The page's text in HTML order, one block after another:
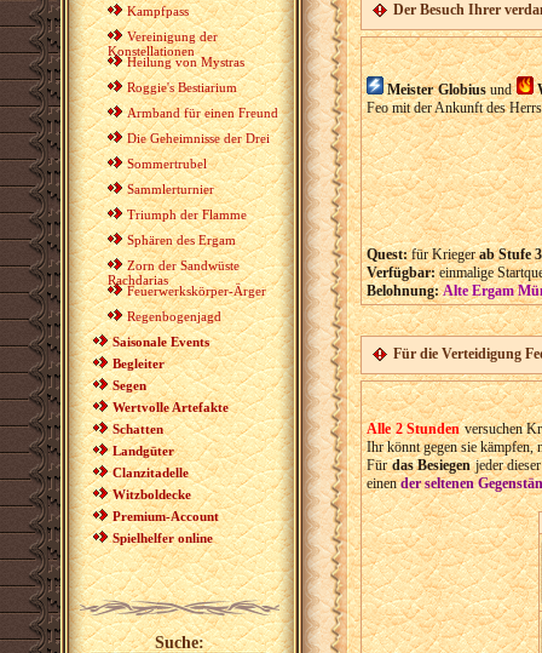
Kampfpass
Vereinigung der
Konstellationen
Heilung von Mystras
Roggie's Bestiarium
Armband für einen Freund
Die Geheimnisse der Drei
Sommertrubel
Sammlerturnier
Triumph der Flamme
Sphären des Ergam
Zorn der Sandwüste
Rachdarias
Feuerwerkskörper-Ärger
Regenbogenjagd
Saisonale Events
Begleiter
Segen
Wertvolle Artefakte
Schatten
Landgüter
Clanzitadelle
Witzboldecke
Premium-Account
Spielhelfer online
Suche:
Der Besuch Ihrer
Meister Globiusund
Feo mit der Ankunft des
Quest:für Kriegerab Stufe 3
Verfügbar:einmalige
Belohnung: Alte Ergam
Für die Verteidigung
Alle 2 Stundenversuchen
Ihr könnt gegen sie kämpfen,
Fürdas Besiegenjeder
einender seltenen